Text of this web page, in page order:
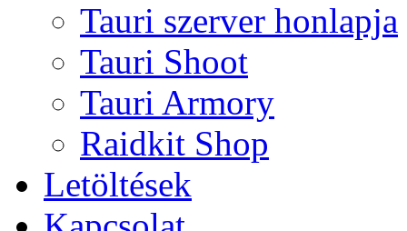
Tauri szerver honlapja
Tauri Shoot
Tauri Armory
Raidkit Shop
Letöltések